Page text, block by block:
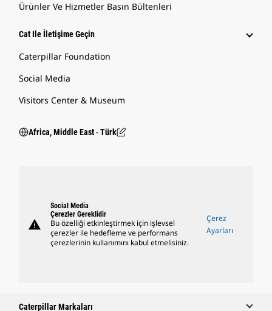
Ürünler Ve Hizmetler Basın Bültenleri
Cat Ile İletişime Geçin
Caterpillar Foundation
Social Media
Visitors Center & Museum
Africa, Middle East ‧ Türk
warning
Social Media
Çerezler Gereklidir
Bu özelliği etkinleştirmek için işlevsel
çerezler ile hedefleme ve performans
çerezlerinin kullanımını kabul etmelisiniz.
Çerez
Ayarları
Caterpillar Markaları